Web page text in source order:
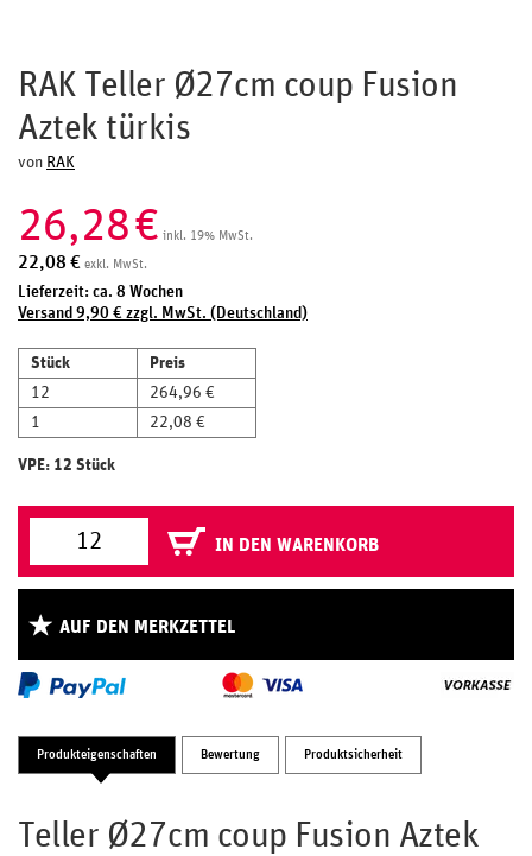
RAK Teller Ø27cm coup Fusion
Aztek türkis
von RAK
26,28€ inkl. 19% MwSt.
22,08 € exkl. MwSt.
Lieferzeit: ca. 8 Wochen
Versand 9,90 € zzgl. MwSt. (Deutschland)
Stück
Preis
12
264,96 €
1
22,08 €
VPE: 12 Stück
IN DEN WARENKORB
AUF DEN MERKZETTEL
Produkteigenschaften Bewertung Produktsicherheit
Teller Ø27cm coup Fusion Aztek